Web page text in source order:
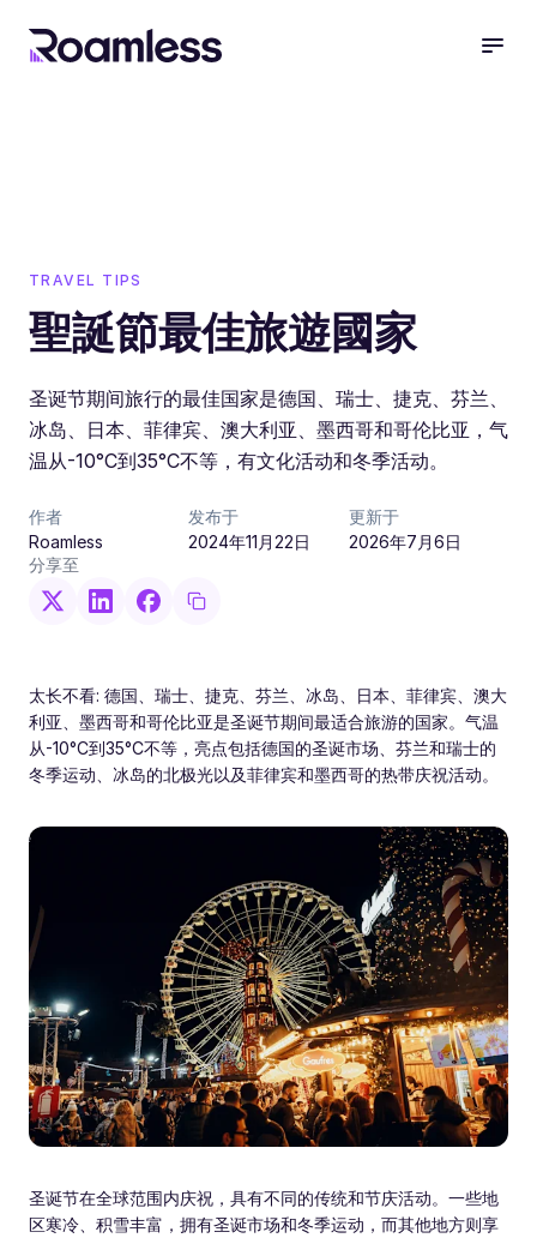
TRAVEL TIPS
聖誕節最佳旅遊國家
圣诞节期间旅行的最佳国家是德国、瑞士、捷克、芬兰、
冰岛、日本、菲律宾、澳大利亚、墨西哥和哥伦比亚，气
温从-10°C到35°C不等，有文化活动和冬季活动。
作者
Roamless
发布于
2024年11月22日
更新于
2026年7月6日
分享至
太长不看: 德国、瑞士、捷克、芬兰、冰岛、日本、菲律宾、澳大
利亚、墨西哥和哥伦比亚是圣诞节期间最适合旅游的国家。气温
从-10°C到35°C不等，亮点包括德国的圣诞市场、芬兰和瑞士的
冬季运动、冰岛的北极光以及菲律宾和墨西哥的热带庆祝活动。
圣诞节在全球范围内庆祝，具有不同的传统和节庆活动。一些地
区寒冷、积雪丰富，拥有圣诞市场和冬季运动，而其他地方则享